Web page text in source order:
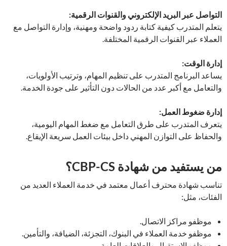
التواصل عبر البريد الإلكتروني والقنوات الرقمية:
يتعلم المتدرب كيفية كتابة ردود واضحة ومهنية، وإدارة التواصل مع
العملاء عبر القنوات الرقمية المختلفة.
إدارة الوقت:
يساعد البرنامج المتدرب على تنظيم المهام، وترتيب الأولويات،
والتعامل مع أكبر عدد من الحالات دون التأثير على جودة الخدمة.
إدارة ضغوط العمل:
يتعرف المتدرب على طرق التعامل مع ضغط المهام اليومية،
والحفاظ على التوازن المهني داخل بيئات العمل سريعة الإيقاع.
من يستفيد من شهادة CBP-CS؟
تناسب شهادة محترف أعمال معتمد في خدمة العملاء العديد من
الفئات، مثل:
موظفو مراكز الاتصال.
موظفو خدمة العملاء في البنوك، التجزئة، الضيافة، والتأمين.